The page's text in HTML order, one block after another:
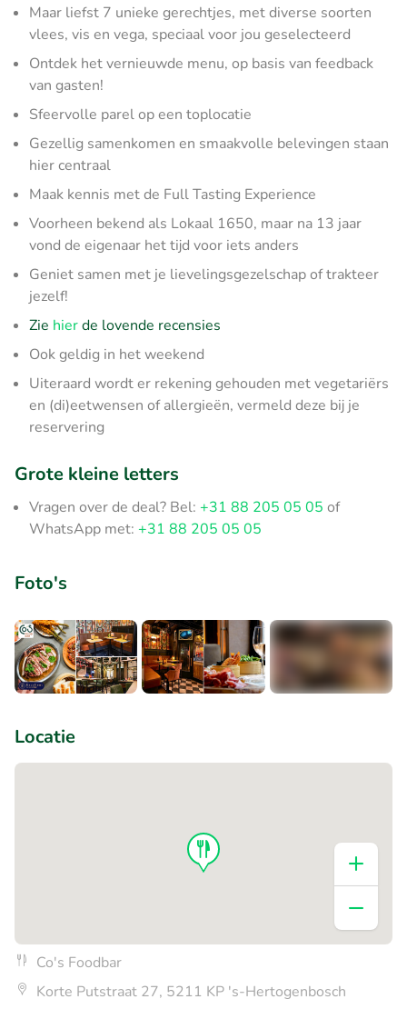
Maar liefst 7 unieke gerechtjes, met diverse soorten
vlees, vis en vega, speciaal voor jou geselecteerd
Ontdek het vernieuwde menu, op basis van feedback
van gasten!
Sfeervolle parel op een toplocatie
Gezellig samenkomen en smaakvolle belevingen staan
hier centraal
Maak kennis met de Full Tasting Experience
Voorheen bekend als Lokaal 1650, maar na 13 jaar
vond de eigenaar het tijd voor iets anders
Geniet samen met je lievelingsgezelschap of trakteer
jezelf!
Zie hierde lovende recensies
Ook geldig in het weekend
Uiteraard wordt er rekening gehouden met vegetariërs
en (di)eetwensen of allergieën, vermeld deze bij je
reservering
Grote kleine letters
Vragen over de deal? Bel: +31 88 205 05 05 of
WhatsApp met: +31 88 205 05 05
Foto's
Locatie
Co's Foodbar
Korte Putstraat 27, 5211 KP 's-Hertogenbosch